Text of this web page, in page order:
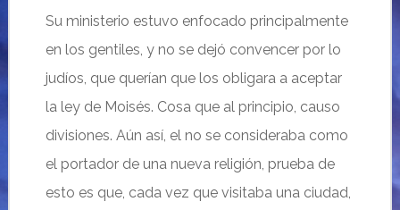
Su ministerio estuvo enfocado principalmente
en los gentiles, y no se dejó convencer por lo
judíos, que querían que los obligara a aceptar
la ley de Moisés. Cosa que al principio, causo
divisiones. Aún así, el no se consideraba como
el portador de una nueva religión, prueba de
esto es que, cada vez que visitaba una ciudad,